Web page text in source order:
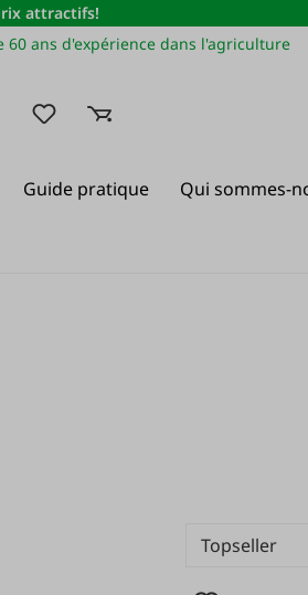
attractifs!
60 ans d'expérience dans l'agriculture
Vous avez 0 articles dans
Guide pratique Qui sommes-